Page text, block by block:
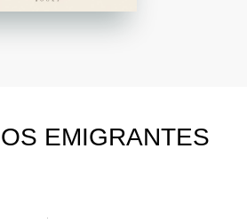
EMIGRANTES